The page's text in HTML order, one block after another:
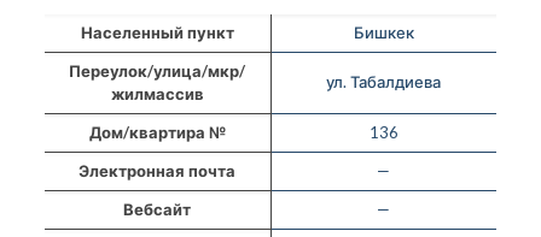
Населенный пункт
Бишкек
Переулок/улица/мкр/
жилмассив
ул. Табалдиева
Дом/квартира №
136
Электронная почта
—
Вебсайт
—